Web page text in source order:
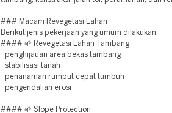
### Macam Revegetasi Lahan
Berikut jenis pekerjaan yang umum dilakukan:
#### 🌱 Revegetasi Lahan Tambang
- penghijauan area bekas tambang
- stabilisasi tanah
- penanaman rumput cepat tumbuh
- pengendalian erosi
#### 🌱 Slope Protection